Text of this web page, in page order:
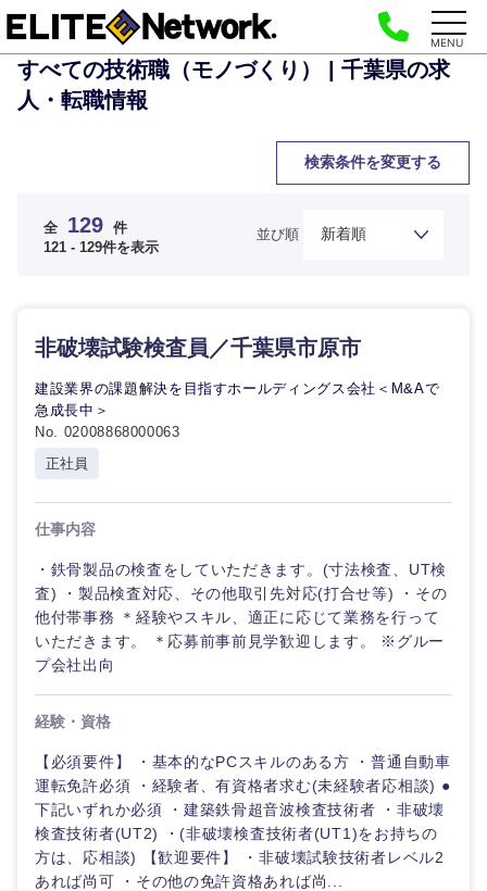
MENU
すべての技術職（モノづくり） | 千葉県の求
人・転職情報
検索条件を変更する
ご希望の職種を選択してください
企画
経営ボー
ド
管理
事業企画・事業開発
事業管理
ご希望の職種を選択してください
管理
SCM
ご希望の業界を選択してください
自動車・機械・船舶
電気・電子・半導体
ご希望の勤務地を選択してください
秋田県 岩手県
宮城県 山形県
ご希望条件を入力ください
推奨年齢
20代 30代
40代 50代
全 129 件
121 - 129件を表示
並び順
非破壊試験検査員／千葉県市原市
建設業界の課題解決を目指すホールディングス会社＜M&Aで
急成長中＞
No. 02008868000063
正社員
仕事内容
・鉄骨製品の検査をしていただきます。(寸法検査、UT検
査) ・製品検査対応、その他取引先対応(打合せ等) ・その
他付帯事務 ＊経験やスキル、適正に応じて業務を行って
いただきます。 ＊応募前事前見学歓迎します。 ※グルー
プ会社出向
経験・資格
【必須要件】 ・基本的なPCスキルのある方 ・普通自動車
運転免許必須 ・経験者、有資格者求む(未経験者応相談) ●
下記いずれか必須 ・建築鉄骨超音波検査技術者 ・非破壊
検査技術者(UT2) ・(非破壊検査技術者(UT1)をお持ちの
方は、応相談) 【歓迎要件】 ・非破壊試験技術者レベル2
あれば尚可 ・その他の免許資格あれば尚...